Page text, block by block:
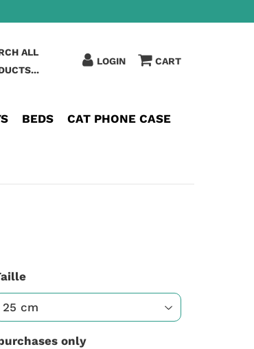
ALL
LOGIN CART
BEDS CAT PHONE CASE
only